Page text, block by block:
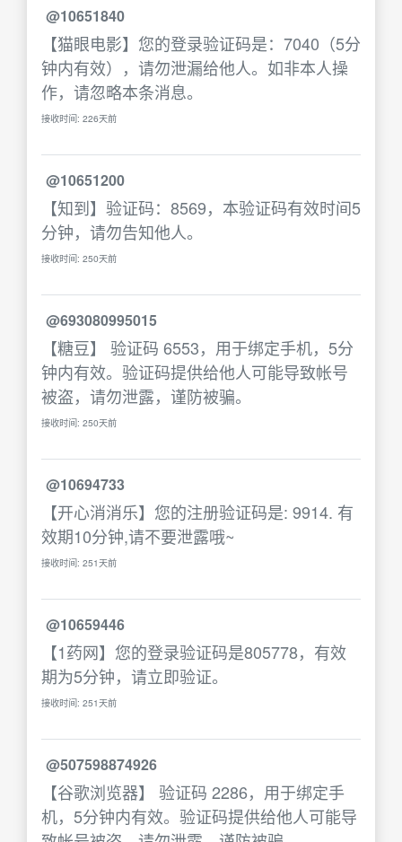
@10651840
【猫眼电影】您的登录验证码是：7040（5分
钟内有效），请勿泄漏给他人。如非本人操
作，请忽略本条消息。
接收时间: 226天前
@10651200
【知到】验证码：8569，本验证码有效时间5
分钟，请勿告知他人。
接收时间: 250天前
@693080995015
【糖豆】 验证码 6553，用于绑定手机，5分
钟内有效。验证码提供给他人可能导致帐号
被盗，请勿泄露，谨防被骗。
接收时间: 250天前
@10694733
【开心消消乐】您的注册验证码是: 9914. 有
效期10分钟,请不要泄露哦~
接收时间: 251天前
@10659446
【1药网】您的登录验证码是805778，有效
期为5分钟，请立即验证。
接收时间: 251天前
@507598874926
【谷歌浏览器】 验证码 2286，用于绑定手
机，5分钟内有效。验证码提供给他人可能导